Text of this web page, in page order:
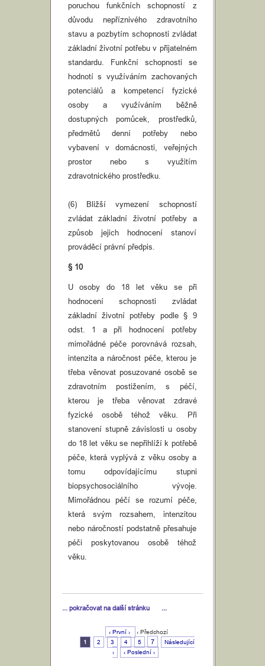
poruchou funkčních schopností z
důvodu nepříznivého zdravotního
stavu a pozbytím schopnosti zvládat
základní životní potřebu v přijatelném
standardu. Funkční schopnosti se
hodnotí s využíváním zachovaných
potenciálů a kompetencí fyzické
osoby a využíváním běžně
dostupných pomůcek, prostředků,
předmětů denní potřeby nebo
vybavení v domácnosti, veřejných
prostor nebo s využitím
zdravotnického prostředku.
(6) Bližší vymezení schopností
zvládat základní životní potřeby a
způsob jejich hodnocení stanoví
prováděcí právní předpis.
§ 10
U osoby do 18 let věku se při
hodnocení schopnosti zvládat
základní životní potřeby podle § 9
odst. 1 a při hodnocení potřeby
mimořádné péče porovnává rozsah,
intenzita a náročnost péče, kterou je
třeba věnovat posuzované osobě se
zdravotním postižením, s péčí,
kterou je třeba věnovat zdravé
fyzické osobě téhož věku. Při
stanovení stupně závislosti u osoby
do 18 let věku se nepřihlíží k potřebě
péče, která vyplývá z věku osoby a
tomu odpovídajícímu stupni
biopsychosociálního vývoje.
Mimořádnou péčí se rozumí péče,
která svým rozsahem, intenzitou
nebo náročností podstatně přesahuje
péči poskytovanou osobě téhož
věku.
... pokračovat na další stránku ...
‹ První ›
‹ Předchozí
1
2 3 4 5 7
Následující
›
‹ Poslední ›